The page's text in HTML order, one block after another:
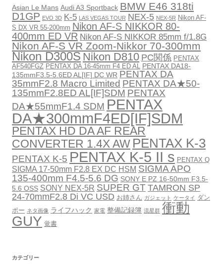
Asian Le Mans Audi A3 Sportback BMW E46 318ti
D1GP EVO 3D K-5 LAS VEGAS TOUR NEX-5 NEX-5R Nikon AF-
S DX VR 55-200mm Nikon AF-S NIKKOR 80-
400mm ED VR Nikon AF-S NIKKOR 85mm f/1.8G
Nikon AF-S VR Zoom-Nikkor 70-300mm
Nikon D300S Nikon D810 PC関係 PENTAX
AF540FGZ PENTAX DA 16-45mm F4 ED AL PENTAX DA18-
135mmF3.5-5.6ED AL[IF] DC WR PENTAX DA
35mmF2.8 Macro Limited PENTAX DA★50-
135mmF2.8ED AL[IF]SDM PENTAX
DA★55mmF1.4 SDM PENTAX
DA★300mmF4ED[IF]SDM
PENTAX HD DA AF REAR
CONVERTER 1.4X AW PENTAX K-3
PENTAX K-5 PENTAX K-5 II s PENTAX Q
SIGMA 17-50mm F2.8 EX DC HSM SIGMA APO
135-400mm F4.5-5.6 DG SONY E PZ 16-50mm F3.5-
5.6 OSS SONY NEX-5R SUPER GTTAMRON SP
24-70mmF2.8 Di VC USD お姉さん ガジェット ケータイ ダン
ボー ネタ画像 ライフハック 家電 整備記録簿 流星群 衝動
GUY 覚書
カテゴリー